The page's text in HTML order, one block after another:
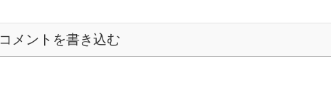
コメントを書き込む